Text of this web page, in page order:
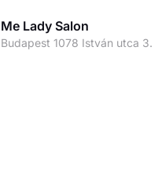
Me Lady Salon
Budapest 1078 István utca 3.